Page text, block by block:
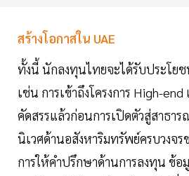
สร้างโอกาสใน UAE
ทั้งนี้ นักลงทุนไทยจะได้รับประโย
เช่น การเข้าถึงโครงการ High-
คัดสรรแล้วก่อนการเปิดตัวสู่สาธาร
นิเวศด้านอสังหาริมทรัพย์ครบวงจร
การให้คำปรึกษาด้านการลงทุน ข้อ